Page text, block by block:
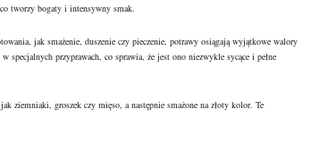
tworzy bogaty i intensywny smak.
jak smażenie, duszenie czy pieczenie, potrawy osiągają wyjątkowe walory
przyprawach, co sprawia, że jest ono niezwykle sycące i pełne
ziemniaki, groszek czy mięso, a następnie smażone na złoty kolor. Te